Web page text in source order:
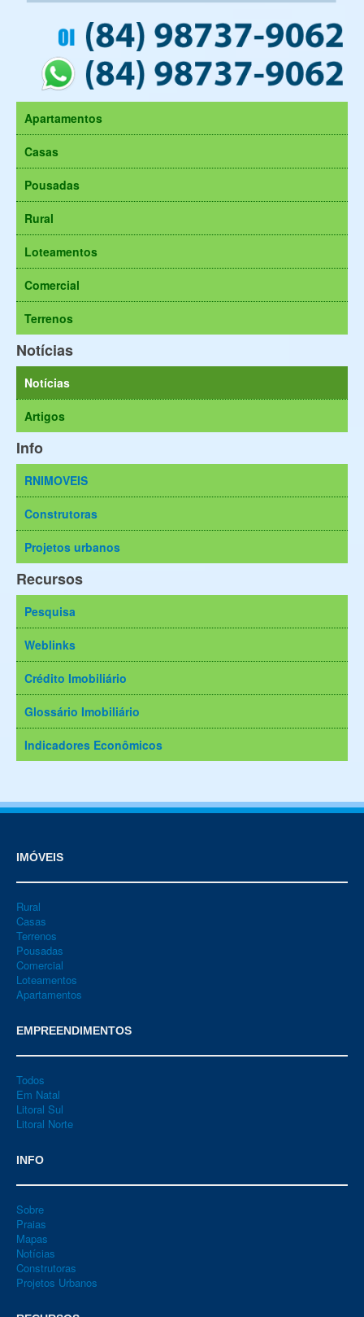
Apartamentos
Casas
Pousadas
Rural
Loteamentos
Comercial
Terrenos
Notícias
Notícias
Artigos
Info
RNIMOVEIS
Construtoras
Projetos urbanos
Recursos
Pesquisa
Weblinks
Crédito Imobiliário
Glossário Imobiliário
Indicadores Econômicos
IMÓVEIS
Rural
Casas
Terrenos
Pousadas
Comercial
Loteamentos
Apartamentos
EMPREENDIMENTOS
Todos
Em Natal
Litoral Sul
Litoral Norte
INFO
Sobre
Praias
Mapas
Notícias
Construtoras
Projetos Urbanos